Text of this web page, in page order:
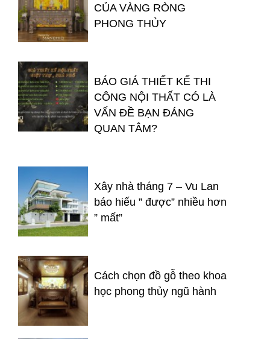
CỦA VÀNG RÒNG
PHONG THỦY
BÁO GIÁ THIẾT KẾ THI
CÔNG NỘI THẤT CÓ LÀ
VẤN ĐỀ BẠN ĐÁNG
QUAN TÂM?
Xây nhà tháng 7 – Vu Lan
báo hiếu ” được” nhiều hơn
” mất”
Cách chọn đồ gỗ theo khoa
học phong thủy ngũ hành